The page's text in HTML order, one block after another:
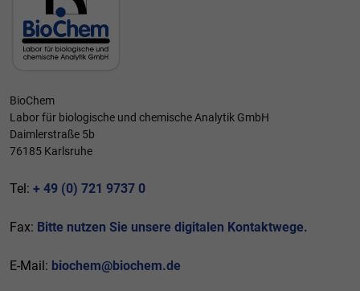
BioChem
Labor für biologische und chemische Analytik GmbH
Daimlerstraße 5b
76185 Karlsruhe
Tel: + 49 (0) 721 9737 0
Fax: Bitte nutzen Sie unsere digitalen Kontaktwege.
E-Mail: biochem@biochem.de
sich weitere Informationen anzeigen lassen
und so nur bestimmte Cookies auswählen.
Zurück
Essenziell (1)
und sind für die einwandfreie Funktion der Website
erforderlich.
Inhalte von Videoplattformen und Social-Media-Plattformen